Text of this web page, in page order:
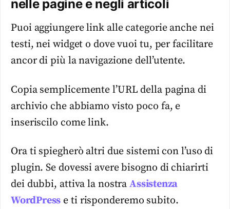
nelle pagine e negli articoli
Puoi aggiungere link alle categorie anche nei
testi, nei widget o dove vuoi tu, per facilitare
ancor di più la navigazione dell’utente.
Copia semplicemente l’URL della pagina di
archivio che abbiamo visto poco fa, e
inseriscilo come link.
Ora ti spiegherò altri due sistemi con l’uso di
plugin. Se dovessi avere bisogno di chiarirti
dei dubbi, attiva la nostraAssistenza
WordPress e ti risponderemo subito.